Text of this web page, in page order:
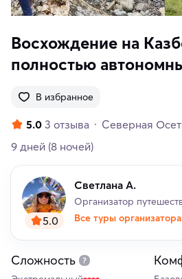
Восхождение на
полностью
В избранное
5.0 3 отзыва Северная
9 дней (8 ночей)
5.0
Светлана А.
Организатор
Все туры организатора
Сложность